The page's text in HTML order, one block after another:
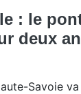
: le
deux
Savoie